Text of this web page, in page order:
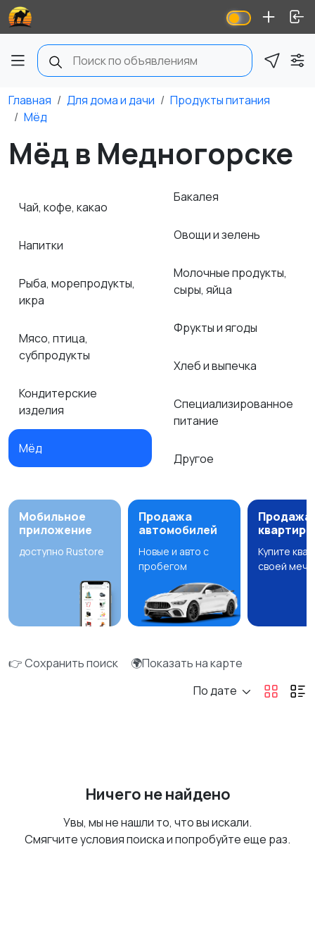
Главная Для дома и дачи
Продукты питания
Мёд
Мёд в Медногорске
Чай, кофе, какао
Напитки
Рыба, морепродукты,
икра
Мясо, птица,
субпродукты
Кондитерские
изделия
Мёд
Бакалея
Овощи и зелень
Молочные продукты,
сыры, яйца
Фрукты и ягоды
Хлеб и выпечка
Специализированное
питание
Другое
Мобильное
приложение
доступно Rustore
Продажа
автомобилей
Новые и авто с
пробегом
Продажа
квартир
Купите
своей
👉 Сохранить поиск
🌍Показать на карте
По дате
Ничего не найдено
Увы, мы не нашли то, что вы искали.
Смягчите условия поиска и попробуйте еще раз.